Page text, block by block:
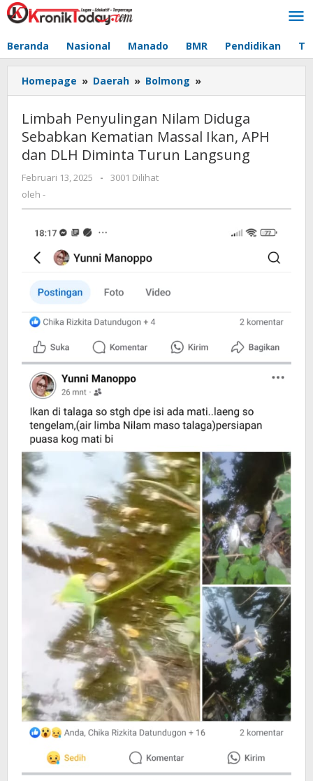
Lewati
ke
Beranda Nasional Manado BMR Pendidikan
Homepage » Daerah » Bolmong »
Penyulingan
Nilam
Diduga
Sebabkan
Kematian
dan
Limbah Penyulingan Nilam Diduga
Sebabkan Kematian Massal Ikan, APH
dan DLH Diminta Turun Langsung
Februari 13, 2025
oleh
-
3001 Dilihat
oleh -